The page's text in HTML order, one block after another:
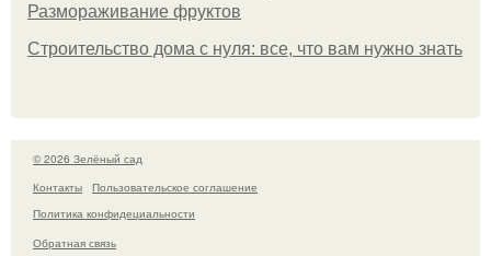
Размораживание фруктов
Строительство дома с нуля: все, что вам нужно знать
© 2026 Зелёный сад
Контакты
Пользовательское соглашение
Политика конфидециальности
Обратная связь